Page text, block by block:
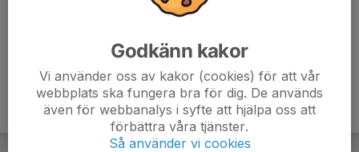
Godkänn kakor
Vi använder oss av kakor (cookies) för att vår
webbplats ska fungera bra för dig. De används
även för webbanalys i syfte att hjälpa oss att
förbättra våra tjänster.
Så använder vi cookies